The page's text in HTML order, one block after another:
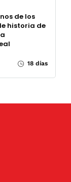
de los
historia de
18 días